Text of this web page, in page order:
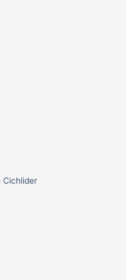
Cichlider